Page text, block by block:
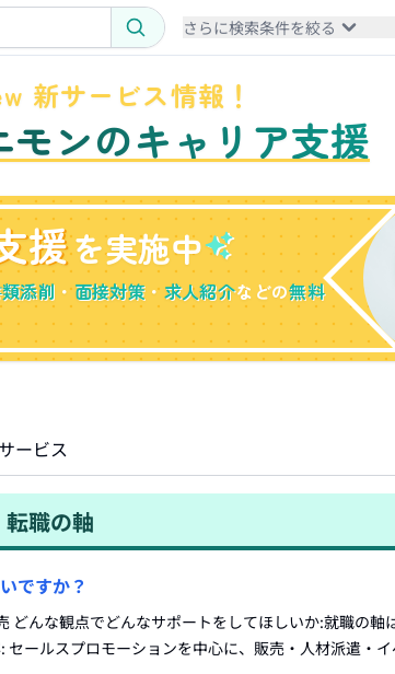
さらに検索条件を絞る
新サービス情報！
モンのキャリア支援
援を実施中
添削 ・面接対策 ・求人紹介などの無料
サービス
職の軸
ですか？
どんな観点でどんなサポートをしてほしいか:就職の軸
ールスプロモーションを中心に、販売・人材派遣・イ